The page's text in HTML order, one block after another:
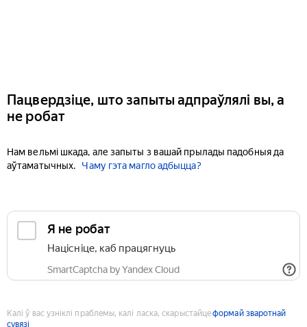
Пацвердзіце, што запыты адпраўлялі вы, а
не робат
Нам вельмі шкада, але запыты з вашай прылады падобныя да
аўтаматычных.
Чаму гэта магло адбыцца?
Я не робат
Націсніце, каб працягнуць
SmartCaptcha by Yandex Cloud
Калі ў вас узніклі праблемы, калі ласка, скарыстайцеформай зваротнай
сувязі